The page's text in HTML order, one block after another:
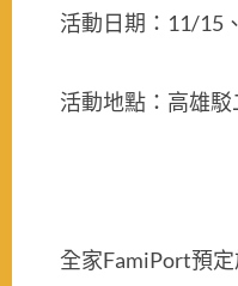
活動日期： 11/15 、
活動地點：高雄
全家FamiPort預